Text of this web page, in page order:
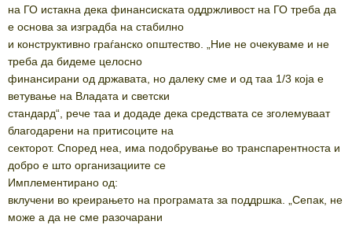
на ГО истакна дека финансиската оддржливост на ГО треба да
е основа за изградба на стабилно
и конструктивно граѓанско општество. „Ние не очекуваме и не
треба да бидеме целосно
финансирани од државата, но далеку сме и од таа 1/3 која е
ветување на Владата и светски
стандард“, рече таа и додаде дека средствата се зголемуваат
благодарени на притисоците на
секторот. Според неа, има подобрување во транспарентноста и
добро е што организациите се
Имплементирано од:
вклучени во креирањето на програмата за поддршка. „Сепак, не
може а да не сме разочарани